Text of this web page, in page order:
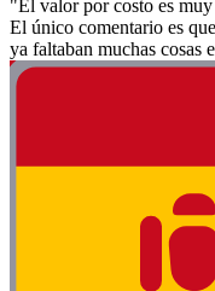
"El valor por costo es
El único comentario es
ya faltaban muchas cosas